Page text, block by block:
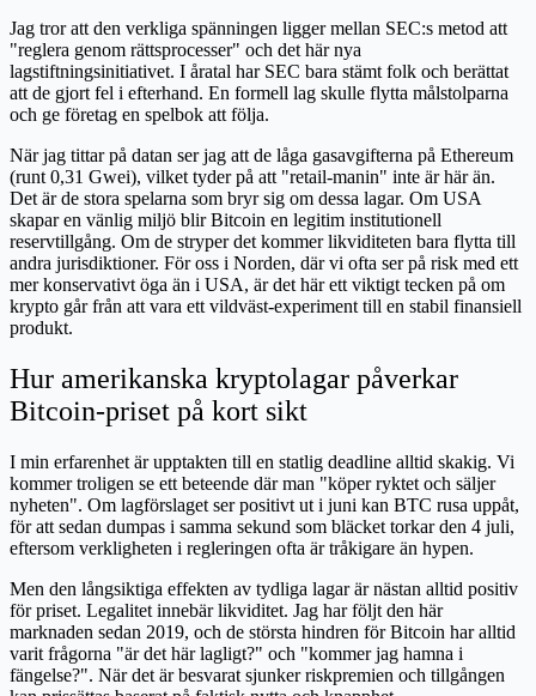
Jag tror att den verkliga spänningen ligger mellan SEC:s metod att
"reglera genom rättsprocesser" och det här nya
lagstiftningsinitiativet. I åratal har SEC bara stämt folk och berättat
att de gjort fel i efterhand. En formell lag skulle flytta målstolparna
och ge företag en spelbok att följa.
När jag tittar på datan ser jag att de låga gasavgifterna på Ethereum
(runt 0,31 Gwei), vilket tyder på att "retail-manin" inte är här än.
Det är de stora spelarna som bryr sig om dessa lagar. Om USA
skapar en vänlig miljö blir Bitcoin en legitim institutionell
reservtillgång. Om de stryper det kommer likviditeten bara flytta till
andra jurisdiktioner. För oss i Norden, där vi ofta ser på risk med ett
mer konservativt öga än i USA, är det här ett viktigt tecken på om
krypto går från att vara ett vildväst-experiment till en stabil finansiell
produkt.
Hur amerikanska kryptolagar påverkar
Bitcoin-priset på kort sikt
I min erfarenhet är upptakten till en statlig deadline alltid skakig. Vi
kommer troligen se ett beteende där man "köper ryktet och säljer
nyheten". Om lagförslaget ser positivt ut i juni kan BTC rusa uppåt,
för att sedan dumpas i samma sekund som bläcket torkar den 4 juli,
eftersom verkligheten i regleringen ofta är tråkigare än hypen.
Men den långsiktiga effekten av tydliga lagar är nästan alltid positiv
för priset. Legalitet innebär likviditet. Jag har följt den här
marknaden sedan 2019, och de största hindren för Bitcoin har alltid
varit frågorna "är det här lagligt?" och "kommer jag hamna i
fängelse?". När det är besvarat sjunker riskpremien och tillgången